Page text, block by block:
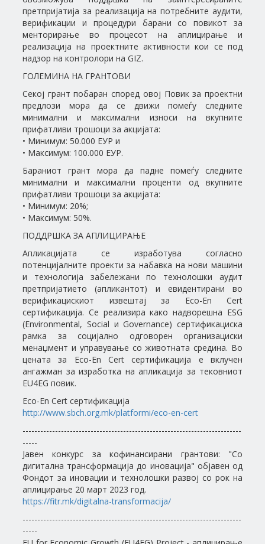
претпријатија за реализација на потребните аудити,
верификации и процедури барани со повикот за
менторирање во процесот на аплицирање и
реализација на проектните активности кои се под
надзор на контролори на GIZ.
ГОЛЕМИНА НА ГРАНТОВИ
Секој грант побаран според овој Повик за проектни
предлози мора да се движи помеѓу следните
минимални и максимални износи на вкупните
прифатливи трошоци за акцијата:
• Минимум: 50.000 ЕУР и
• Максимум: 100.000 ЕУР.
Бараниот грант мора да падне помеѓу следните
минимални и максимални проценти од вкупните
прифатливи трошоци за акцијата:
• Минимум: 20%;
• Максимум: 50%.
ПОДДРШКА ЗА АПЛИЦИРАЊЕ
Апликацијата се изработува согласно
потенцијалните проекти за набавка на нови машини
и технологија забележани по технолошки аудит
претпријатието (апликантот) и евидентирани во
верификацискиот извештај за Eco-En Cert
сертификација. Се реализира како надворешна ESG
(Environmental, Social и Governance) сертификациска
рамка за социјално одговорен организациски
менаџмент и управување со животната средина. Во
цената за Eco-En Cert сертификација е вклучен
ангажман за изработка на апликација за тековниот
EU4EG повик.
Eco-En Cert сертификација
http://www.sbch.org.mk/platformi/eco-en-cert
--------------------------------------------------------------------------
-----
Јавен конкурс за кофинансирани грантови: "Со
дигитална трансформација до иновација" објавен од
Фондот за иновации и технолошки развој со рок на
аплицирање 20 март 2023 год.
https://fitr.mk/digitalna-transformacija/
--------------------------------------------------------------------------
-----